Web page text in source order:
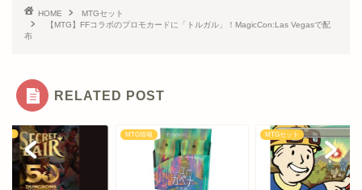
HOME
MTGセット
【MTG】FFコラボのプロモカードに「トルガル」！MagicCon:Las Vegasで配
布
RELATED POST
MTG情報 MTGセット